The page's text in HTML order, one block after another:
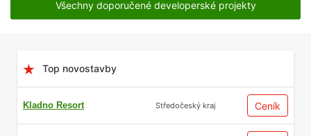
Všechny doporučené developerské projekty
Top novostavby
Kladno Resort Středočeský kraj Ceník